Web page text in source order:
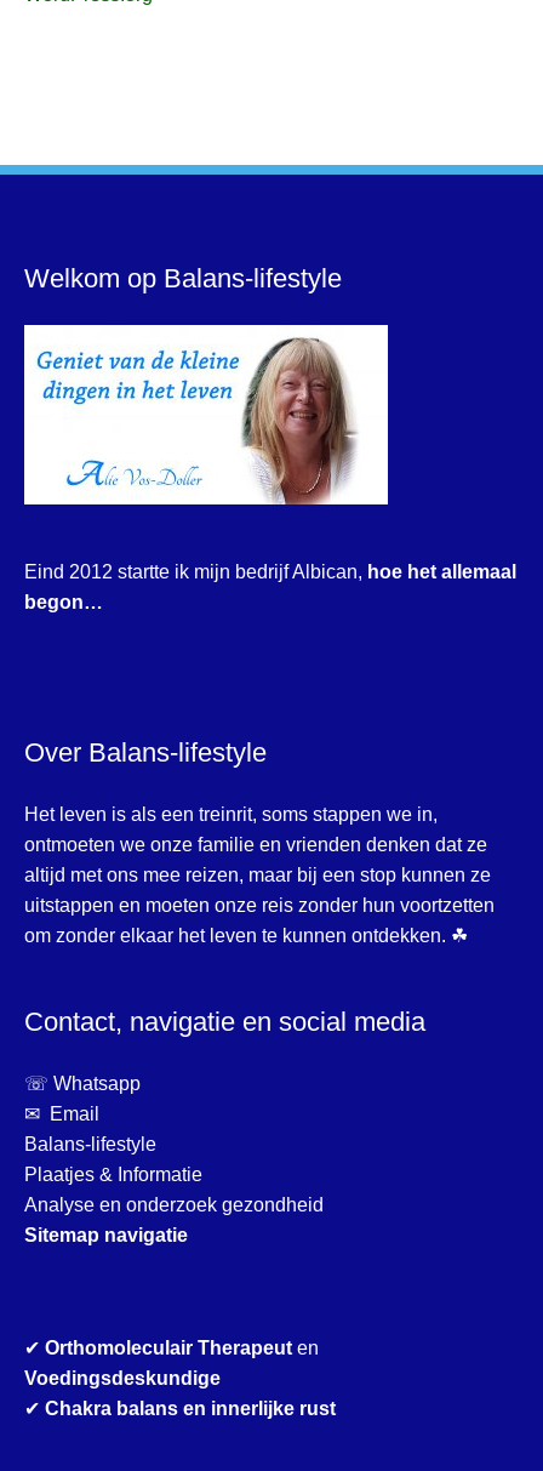
Welkom op Balans-lifestyle
Eind 2012 startte ik mijn bedrijf Albican, hoe het allemaal
begon…
Over Balans-lifestyle
Het leven is als een treinrit, soms stappen we in,
ontmoeten we onze familie en vrienden denken dat ze
altijd met ons mee reizen, maar bij een stop kunnen ze
uitstappen en moeten onze reis zonder hun voortzetten
om zonder elkaar het leven te kunnen ontdekken. ☘
Contact, navigatie en social media
☏ Whatsapp
✉ Email
Balans-lifestyle
Plaatjes & Informatie
Analyse en onderzoek gezondheid
Sitemap navigatie
✔ Orthomoleculair Therapeuten
Voedingsdeskundige
✔ Chakra balans en innerlijke rust